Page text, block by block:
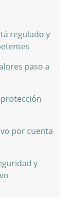
regulado y
paso a
por cuenta
y